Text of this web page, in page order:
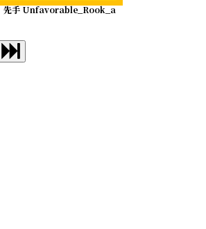
先手 Unfavorable_Rook_a